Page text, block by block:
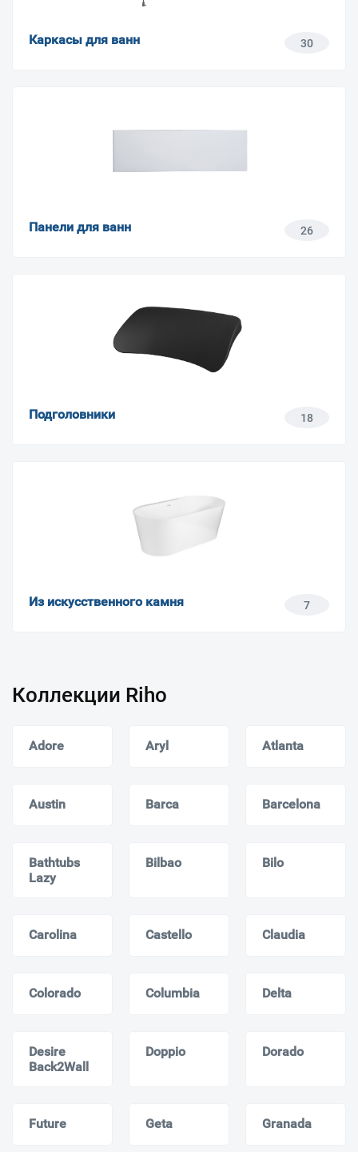
Каркасы для ванн 30
Панели для ванн 26
Подголовники 18
Из искусственного камня 7
Коллекции Riho
Adore Aryl Atlanta
Austin Barca Barcelona
Bathtubs
Lazy
Bilbao Bilo
Carolina Castello Claudia
Colorado Columbia Delta
Desire
Back2Wall
Doppio Dorado
Future Geta Granada